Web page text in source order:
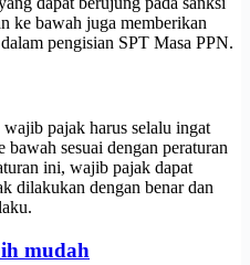
ke bawah juga memberikan
pengisian SPT Masa PPN.
pajak harus selalu ingat
sesuai dengan peraturan
ini, wajib pajak dapat
dilakukan dengan benar dan
mudah